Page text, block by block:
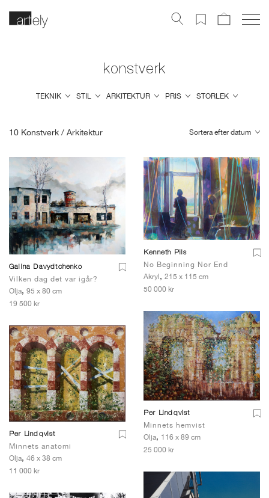
TEKNIK STIL ARKITEKTUR PRIS STORLEK
konstverk
10 Konstverk / Arkitektur Sortera efter datum
Galina Davydtchenko
Vilken dag det var igår?
Olja, 95 x 80 cm
19 500 kr
Kenneth Pils
No Beginning Nor End
Akryl, 215 x 115 cm
50 000 kr
Per Lindqvist
Minnets hemvist
Olja, 116 x 89 cm
25 000 kr
Per Lindqvist
Minnets anatomi
Olja, 46 x 38 cm
11 000 kr